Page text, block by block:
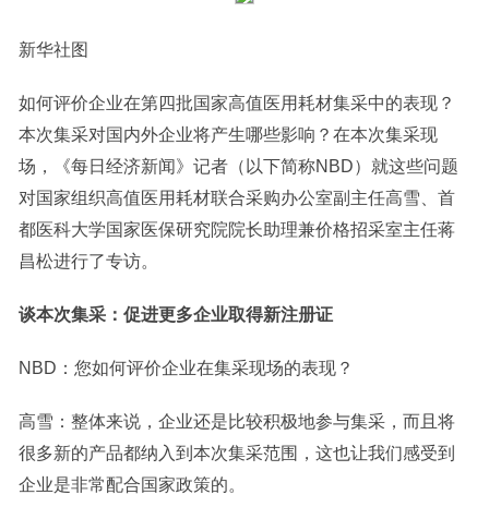
新华社图
如何评价企业在第四批国家高值医用耗材集采中的表现？
本次集采对国内外企业将产生哪些影响？在本次集采现
场，《每日经济新闻》记者（以下简称NBD）就这些问题
对国家组织高值医用耗材联合采购办公室副主任高雪、首
都医科大学国家医保研究院院长助理兼价格招采室主任蒋
昌松进行了专访。
谈本次集采：促进更多企业取得新注册证
NBD：您如何评价企业在集采现场的表现？
高雪：整体来说，企业还是比较积极地参与集采，而且将
很多新的产品都纳入到本次集采范围，这也让我们感受到
企业是非常配合国家政策的。